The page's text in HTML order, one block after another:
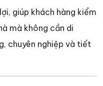
giúp khách hàng kiểm
mà không cần di
chuyên nghiệp và tiết